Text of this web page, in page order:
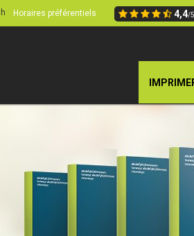
Horaires préférentiels 4,4/5